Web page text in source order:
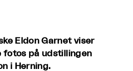
Eldon Garnet viser
fotos på udstillingen
i Herning.